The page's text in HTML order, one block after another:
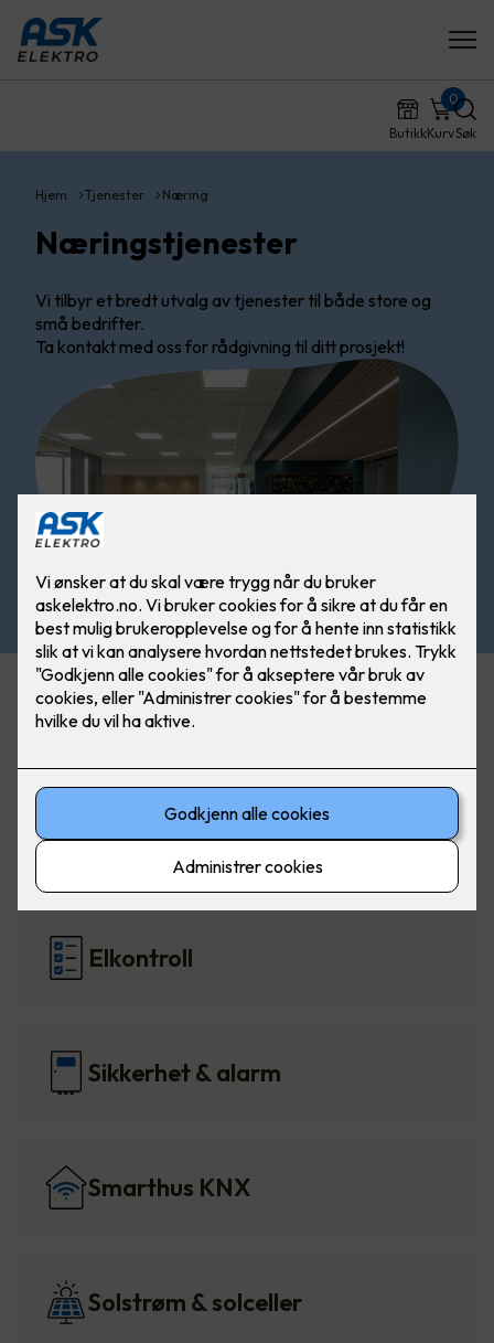
ButikkKurv
0
Søk
Hjem Tjenester Næring
Næringstjenester
Vi tilbyr et bredt utvalg av tjenester til både store og
små bedrifter.
Ta kontakt med oss for rådgivning til ditt prosjekt!
Belysning
Elbillading
Elkontroll
Sikkerhet & alarm
Smarthus KNX
Solstrøm & solceller